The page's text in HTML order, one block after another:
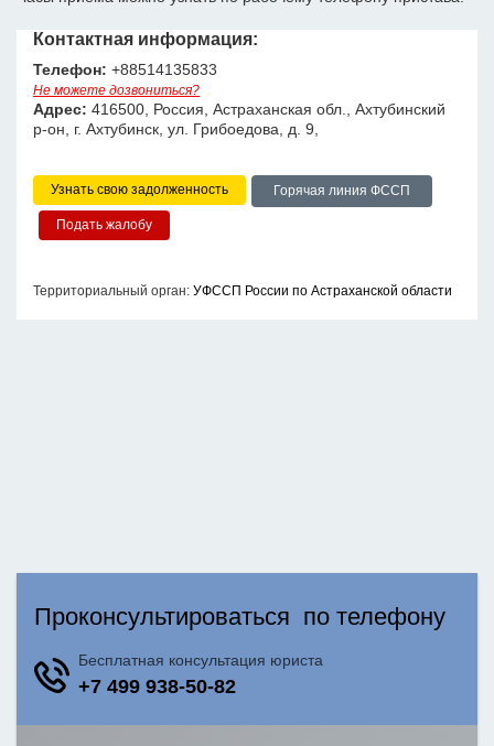
Контактная информация:
Телефон: +88514135833
Не можете дозвониться?
Адрес: 416500, Россия, Астраханская обл., Ахтубинский
р-он, г. Ахтубинск, ул. Грибоедова, д. 9,
Узнать свою задолженность Горячая линия ФССП
Территориальный орган: УФССП России по Астраханской области